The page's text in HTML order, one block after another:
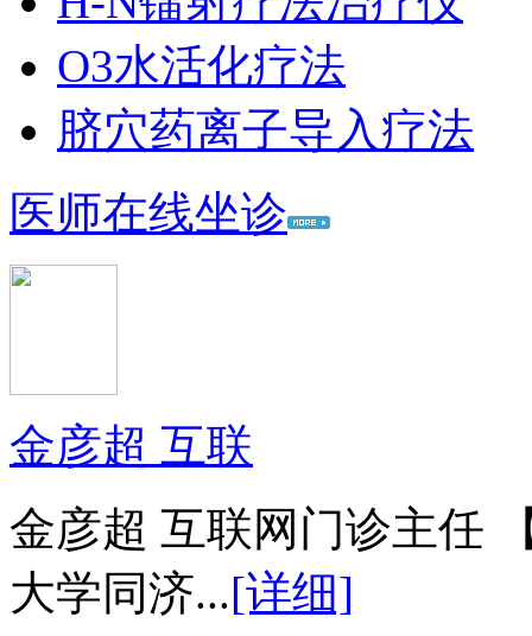
O3水活化疗法
脐穴药离子导入疗法
医师在线坐诊
金彦超 互联
金彦超 互联网门诊主任
大学同济...[详细]